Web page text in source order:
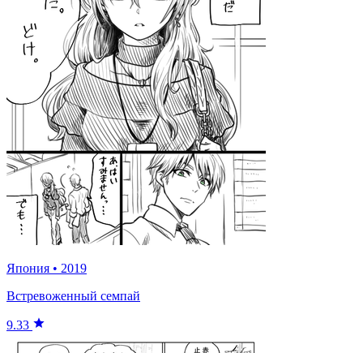
Япония • 2019
Встревоженный семпай
9.33